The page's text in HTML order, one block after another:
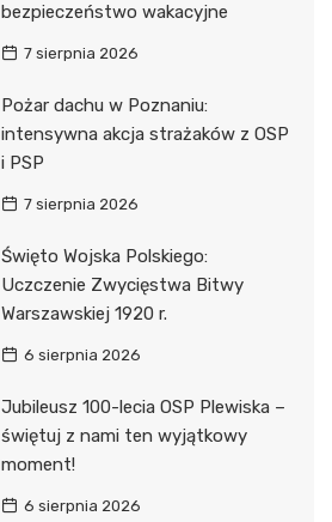
bezpieczeństwo wakacyjne
7 sierpnia 2026
Pożar dachu w Poznaniu:
intensywna akcja strażaków z OSP
i PSP
7 sierpnia 2026
Święto Wojska Polskiego:
Uczczenie Zwycięstwa Bitwy
Warszawskiej 1920 r.
6 sierpnia 2026
Jubileusz 100-lecia OSP Plewiska –
świętuj z nami ten wyjątkowy
moment!
6 sierpnia 2026